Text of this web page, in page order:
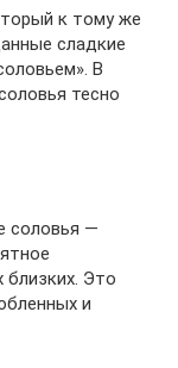
к тому же
сладкие
В
тесно
соловья —
Это
и